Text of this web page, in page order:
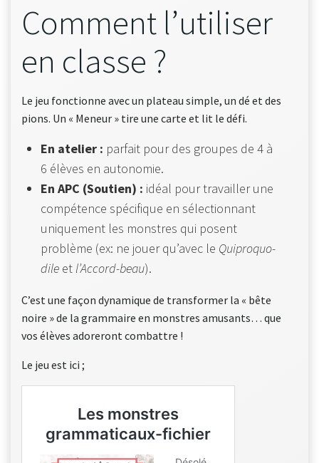
Comment l’utiliser
en classe ?
Le jeu fonctionne avec un plateau simple, un dé et des
pions. Un « Meneur » tire une carte et lit le défi.
En atelier : parfait pour des groupes de 4 à
6 élèves en autonomie.
En APC (Soutien) : idéal pour travailler une
compétence spécifique en sélectionnant
uniquement les monstres qui posent
problème (ex: ne jouer qu’avec le Quiproquo-
dile et l’Accord-beau).
C’est une façon dynamique de transformer la « bête
noire » de la grammaire en monstres amusants… que
vos élèves adoreront combattre !
Le jeu est ici ;